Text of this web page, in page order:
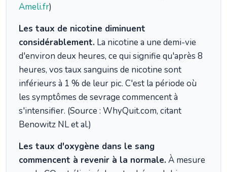
Ameli.fr)
Les taux de nicotine diminuent
considérablement. La nicotine a une demi-vie
d'environ deux heures, ce qui signifie qu'après 8
heures, vos taux sanguins de nicotine sont
inférieurs à 1 % de leur pic. C'est la période où
les symptômes de sevrage commencent à
s'intensifier. (Source : WhyQuit.com, citant
Benowitz NL et al.)
Les taux d'oxygène dans le sang
commencent à revenir à la normale.À mesure